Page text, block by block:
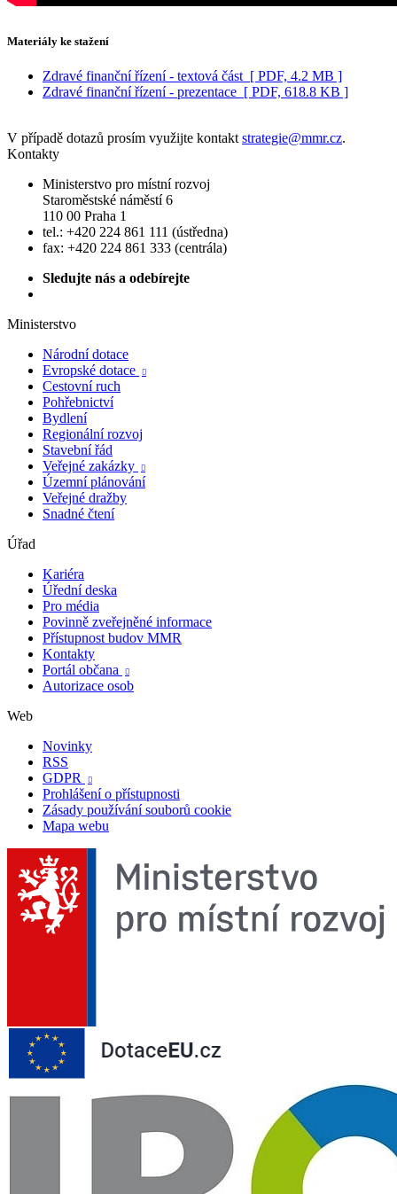
Materiály ke stažení
Zdravé finanční řízení - textová část [ PDF, 4.2 MB ]
Zdravé finanční řízení - prezentace [ PDF, 618.8 KB ]
V případě dotazů prosím využijte kontakt strategie@mmr.cz.
Kontakty
Ministerstvo pro místní rozvoj
Staroměstské náměstí 6
110 00 Praha 1
tel.: +420 224 861 111 (ústředna)
fax: +420 224 861 333 (centrála)
Sledujte nás a odebírejte
Ministerstvo
Národní dotace
Evropské dotace

Cestovní ruch
Pohřebnictví
Bydlení
Regionální rozvoj
Stavební řád
Veřejné zakázky

Územní plánování
Veřejné dražby
Snadné čtení
Úřad
Kariéra
Úřední deska
Pro média
Povinně zveřejněné informace
Přístupnost budov MMR
Kontakty
Portál občana

Autorizace osob
Web
Novinky
RSS
GDPR

Prohlášení o přístupnosti
Zásady používání souborů cookie
Mapa webu